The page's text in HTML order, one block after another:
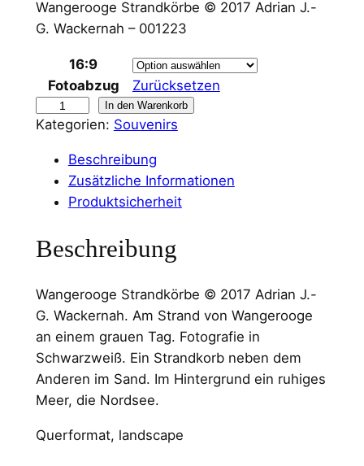
Wangerooge Strandkörbe © 2017 Adrian J.-
G. Wackernah – 001223
16:9
Fotoabzug
Zurücksetzen
a
d
a
n
g
e
r
o
g
In den Warenkorb
Kategorien: Souvenirs
Beschreibung
Zusätzliche Informationen
Produktsicherheit
Beschreibung
Wangerooge Strandkörbe © 2017 Adrian J.-
G. Wackernah. Am Strand von Wangerooge
an einem grauen Tag. Fotografie in
Schwarzweiß. Ein Strandkorb neben dem
Anderen im Sand. Im Hintergrund ein ruhiges
Meer, die Nordsee.
Querformat, landscape